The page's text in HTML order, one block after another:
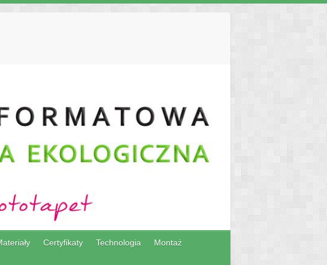
Certyfikaty Technologia Montaż